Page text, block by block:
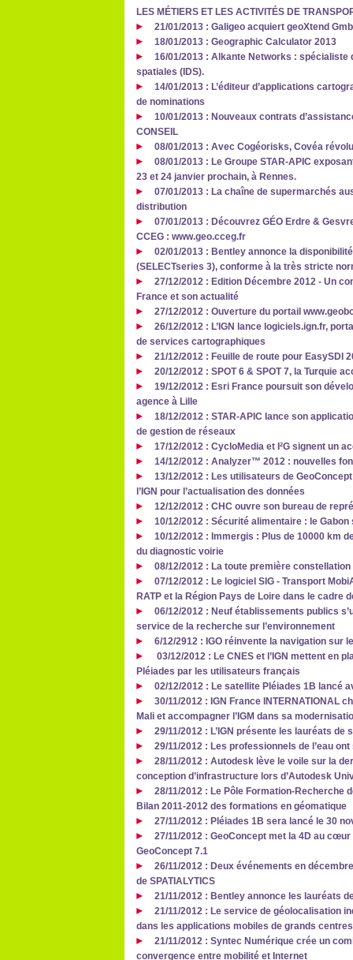
LES MÉTIERS ET LES ACTIVITÉS DE
21/01/2013 : Galigeo acquiert geoXtend
18/01/2013 : Geographic Calculator 2013
16/01/2013 : Alkante Networks : spécialiste
spatiales (IDS).
14/01/2013 : L’éditeur d’applications
de nominations
10/01/2013 : Nouveaux contrats
CONSEIL
08/01/2013 : Avec Cogéorisks, Covéa
08/01/2013 : Le Groupe STAR-APIC
23 et 24 janvier prochain, à Rennes.
07/01/2013 : La chaîne de supermarchés
distribution
07/01/2013 : Découvrez GÉO Erdre &
CCEG : www.geo.cceg.fr
02/01/2013 : Bentley annonce la
(SELECTseries 3), conforme à la très stricte
27/12/2012 : Edition Décembre 2012 - Un
France et son actualité
27/12/2012 : Ouverture du portail
26/12/2012 : L’IGN lance logiciels.ign.fr,
de services cartographiques
21/12/2012 : Feuille de route pour EasySDI
20/12/2012 : SPOT 6 & SPOT 7, la Turquie
19/12/2012 : Esri France poursuit son
agence à Lille
18/12/2012 : STAR-APIC lance son
de gestion de réseaux
17/12/2012 : CycloMedia et I²G signent un
14/12/2012 : Analyzer™ 2012 : nouvelles
13/12/2012 : Les utilisateurs de
l’IGN pour l’actualisation des données
12/12/2012 : CHC ouvre son bureau de
10/12/2012 : Sécurité alimentaire : le Gabon
10/12/2012 : Immergis : Plus de 10000 km
du diagnostic voirie
08/12/2012 : La toute première
07/12/2012 : Le logiciel SIG - Transport
RATP et la Région Pays de Loire dans le
06/12/2012 : Neuf établissements publics
service de la recherche sur l’environnement
6/12/2912 : IGO réinvente la navigation sur
03/12/2012 : Le CNES et l’IGN mettent en
Pléiades par les utilisateurs français
02/12/2012 : Le satellite Pléiades 1B lancé
30/11/2012 : IGN France INTERNATIONAL
Mali et accompagner l’IGM dans sa
29/11/2012 : L’IGN présente les lauréats de
29/11/2012 : Les professionnels de l’eau ont
28/11/2012 : Autodesk lève le voile sur la
conception d’infrastructure lors d’Autodesk
28/11/2012 : Le Pôle Formation-Recherche
Bilan 2011-2012 des formations en géomatique
27/11/2012 : Pléiades 1B sera lancé le 30
27/11/2012 : GeoConcept met la 4D au
GeoConcept 7.1
26/11/2012 : Deux événements en
de SPATIALYTICS
21/11/2012 : Bentley annonce les lauréats
21/11/2012 : Le service de géolocalisation
dans les applications mobiles de grands
21/11/2012 : Syntec Numérique crée un
convergence entre mobilité et Internet